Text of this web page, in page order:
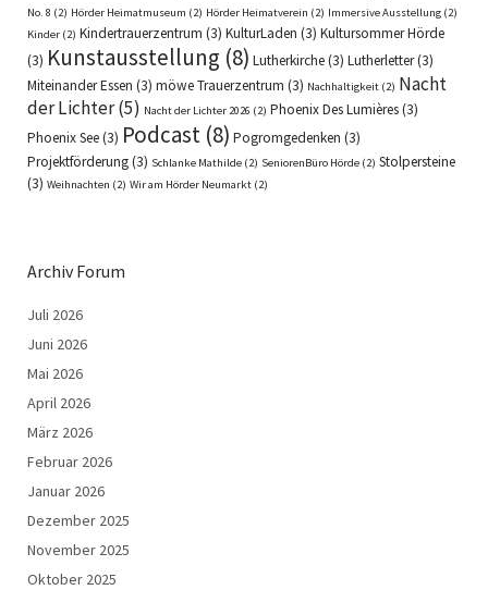
No. 8 (2) Hörder Heimatmuseum (2) Hörder Heimatverein (2) Immersive Ausstellung (2)
Kinder (2) Kindertrauerzentrum (3) KulturLaden (3) Kultursommer Hörde
(3) Kunstausstellung (8) Lutherkirche(3) Lutherletter(3)
Miteinander Essen (3) möwe Trauerzentrum (3) Nachhaltigkeit (2) Nacht
der Lichter(5) Nacht der Lichter 2026 (2) Phoenix Des Lumières(3)
Phoenix See(3) Podcast (8) Pogromgedenken (3)
Projektförderung(3) Schlanke Mathilde (2) SeniorenBüro Hörde (2) Stolpersteine
(3) Weihnachten (2) Wir am Hörder Neumarkt (2)
Archiv Forum
Juli 2026
Juni 2026
Mai 2026
April 2026
März 2026
Februar 2026
Januar 2026
Dezember 2025
November 2025
Oktober 2025